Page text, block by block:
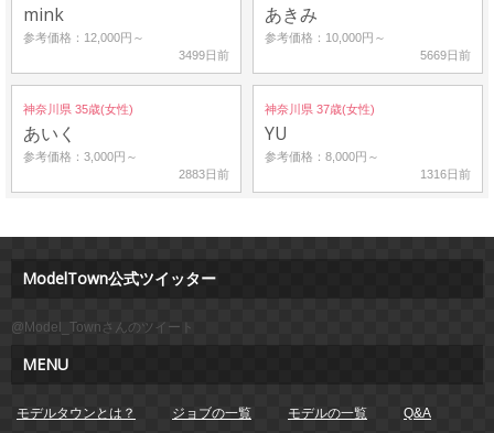
mink
参考価格：12,000円～
3499日前
あきみ
参考価格：10,000円～
5669日前
神奈川県 35歳(女性)
あいく
参考価格：3,000円～
2883日前
神奈川県 37歳(女性)
YU
参考価格：8,000円～
1316日前
ModelTown公式ツイッター
@Model_Townさんのツイート
MENU
モデルタウンとは？ ジョブの一覧 モデルの一覧 Q&A